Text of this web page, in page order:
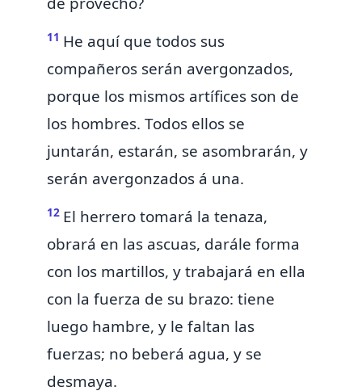
11 He aquí que todos sus
compañeros serán avergonzados,
porque los mismos artífices son de
los hombres. Todos ellos se
juntarán, estarán, se asombrarán, y
serán avergonzados á una.
12 El herrerotomará la tenaza,
obrará en las ascuas, darále forma
con los martillos, y trabajará en ella
con la fuerza de su brazo: tiene
luego hambre, y le faltan las
fuerzas; no beberá agua, y se
desmaya.